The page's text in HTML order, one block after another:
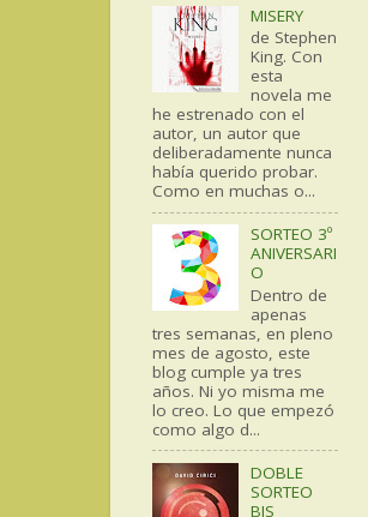
MISERY
de Stephen
King. Con
esta
novela me
he estrenado con el
autor, un autor que
deliberadamente nunca
había querido probar.
Como en muchas o...
SORTEO 3º
ANIVERSARI
O
Dentro de
apenas
tres semanas, en pleno
mes de agosto, este
blog cumple ya tres
años. Ni yo misma me
lo creo. Lo que empezó
como algo d...
DOBLE
SORTEO
BIS